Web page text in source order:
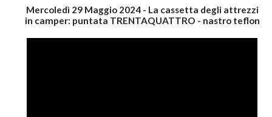
Mercoledì 29 Maggio 2024 - La cassetta degli attrezzi
in camper: puntata TRENTAQUATTRO - nastro teflon